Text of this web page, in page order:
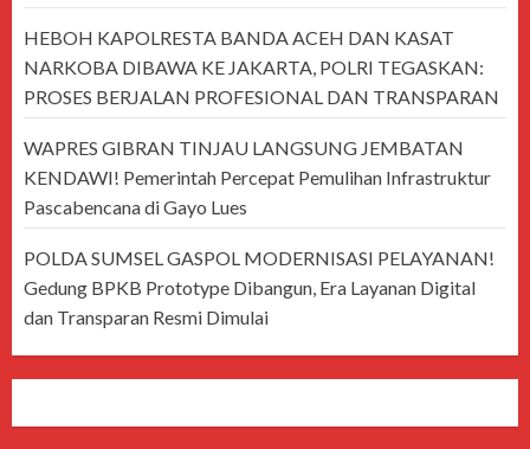
HEBOH KAPOLRESTA BANDA ACEH DAN KASAT
NARKOBA DIBAWA KE JAKARTA, POLRI TEGASKAN:
PROSES BERJALAN PROFESIONAL DAN TRANSPARAN
WAPRES GIBRAN TINJAU LANGSUNG JEMBATAN
KENDAWI! Pemerintah Percepat Pemulihan Infrastruktur
Pascabencana di Gayo Lues
POLDA SUMSEL GASPOL MODERNISASI PELAYANAN!
Gedung BPKB Prototype Dibangun, Era Layanan Digital
dan Transparan Resmi Dimulai